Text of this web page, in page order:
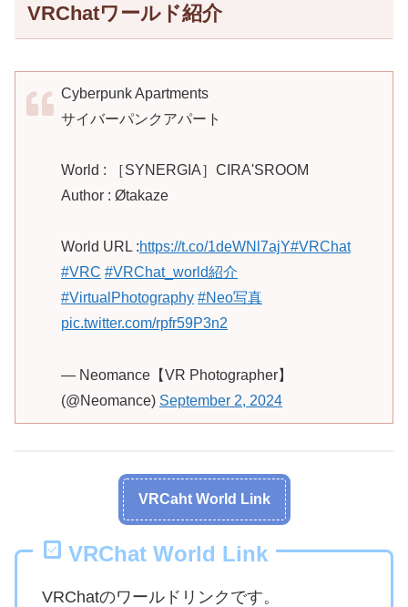
VRChatワールド紹介
Cyberpunk Apartments
サイバーパンクアパート
World : ［SYNERGIA］CIRA'SROOM
Author : Øtakaze
World URL :https://t.co/1deWNl7ajY#VRChat
#VRC #VRChat_world紹介
#VirtualPhotography #Neo写真
pic.twitter.com/rpfr59P3n2
— Neomance【VR Photographer】
(@Neomance) September 2, 2024
VRCaht World Link
VRChat World Link
VRChatのワールドリンクです。